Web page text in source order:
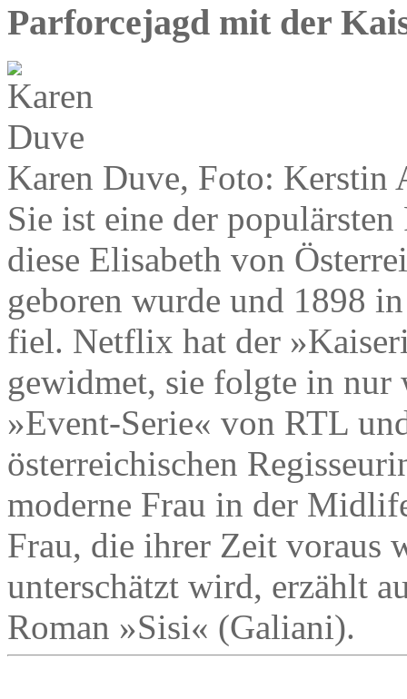
Parforcejagd mit der
Karen Duve, Foto: Kerstin
Sie ist eine der
diese Elisabeth von
geboren wurde und 1898
fiel. Netflix hat der
gewidmet, sie folgte in nur
»Event-Serie« von RTL
österreichischen
moderne Frau in der
Frau, die ihrer Zeit voraus
unterschätzt wird, erzählt
Roman »Sisi« (Galiani).